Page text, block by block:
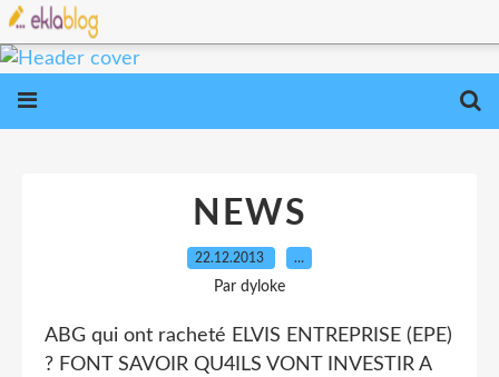
NEWS
22.12.2013 …
Par dyloke
ABG qui ont racheté ELVIS ENTREPRISE (EPE)
? FONT SAVOIR QU4ILS VONT INVESTIR A